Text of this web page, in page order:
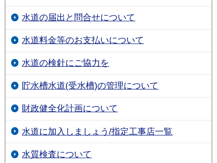
水道の届出と問合せについて
水道料金等のお支払いについて
水道の検針にご協力を
貯水槽水道(受水槽)の管理について
財政健全化計画について
水道に加入しましょう/指定工事店一覧
水質検査について